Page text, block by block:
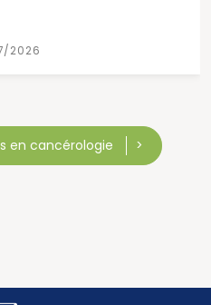
2026
en cancérologie